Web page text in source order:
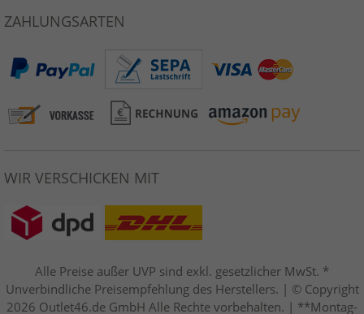
ZAHLUNGSARTEN
WIR VERSCHICKEN MIT
Alle Preise außer UVP sind exkl. gesetzlicher MwSt. *
Unverbindliche Preisempfehlung des Herstellers. | © Copyright
2026 Outlet46.de GmbH Alle Rechte vorbehalten. | **Montag-